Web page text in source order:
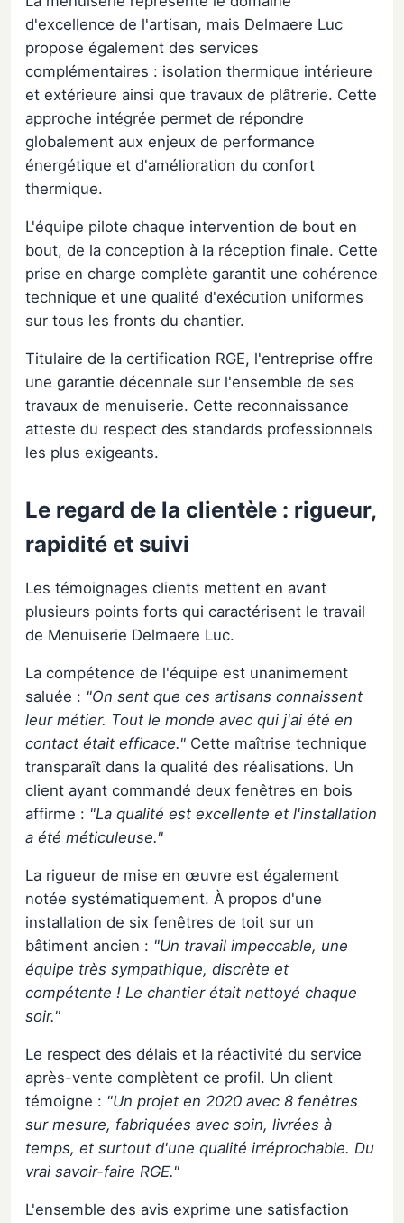
d'excellence de l'artisan, mais Delmaere Luc
propose également des services
complémentaires : isolation thermique intérieure
et extérieure ainsi que travaux de plâtrerie. Cette
approche intégrée permet de répondre
globalement aux enjeux de performance
énergétique et d'amélioration du confort
thermique.
L'équipe pilote chaque intervention de bout en
bout, de la conception à la réception finale. Cette
prise en charge complète garantit une cohérence
technique et une qualité d'exécution uniformes
sur tous les fronts du chantier.
Titulaire de la certification RGE, l'entreprise offre
une garantie décennale sur l'ensemble de ses
travaux de menuiserie. Cette reconnaissance
atteste du respect des standards professionnels
les plus exigeants.
Le regard de la clientèle : rigueur,
rapidité et suivi
Les témoignages clients mettent en avant
plusieurs points forts qui caractérisent le travail
de Menuiserie Delmaere Luc.
La compétence de l'équipe est unanimement
saluée : "On sent que ces artisans connaissent
leur métier. Tout le monde avec qui j'ai été en
contact était efficace." Cette maîtrise technique
transparaît dans la qualité des réalisations. Un
client ayant commandé deux fenêtres en bois
affirme : "La qualité est excellente et l'installation
a été méticuleuse."
La rigueur de mise en œuvre est également
notée systématiquement. À propos d'une
installation de six fenêtres de toit sur un
bâtiment ancien : "Un travail impeccable, une
équipe très sympathique, discrète et
compétente ! Le chantier était nettoyé chaque
soir."
Le respect des délais et la réactivité du service
après-vente complètent ce profil. Un client
témoigne : "Un projet en 2020 avec 8 fenêtres
sur mesure, fabriquées avec soin, livrées à
temps, et surtout d'une qualité irréprochable. Du
vrai savoir-faire RGE."
L'ensemble des avis exprime une satisfaction